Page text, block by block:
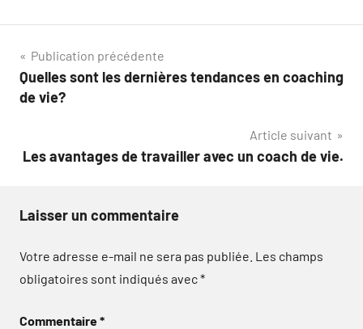
Navigation
de
Publication précédente
Quelles sont les dernières tendances en coaching
de vie?
Article suivant
Les avantages de travailler avec un coach de vie.
Laisser un commentaire
Votre adresse e-mail ne sera pas publiée. Les champs
obligatoires sont indiqués avec*
Commentaire*